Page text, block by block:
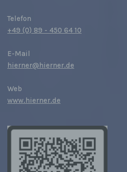
Telefon
+49 (0) 89 - 450 64 10
E-Mail
hierner@hierner.de
Web
www.hierner.de